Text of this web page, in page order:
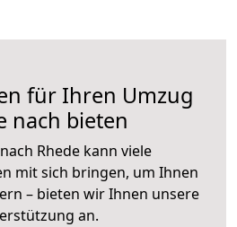
für Ihren Umzug
nach bieten
nach Rhede kann viele
mit sich bringen, um Ihnen
– bieten wir Ihnen unsere
an.